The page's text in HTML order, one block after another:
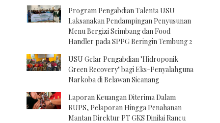
Program Pengabdian Talenta USU
Laksanakan Pendampingan Penyusunan
Menu Bergizi Seimbang dan Food
Handler pada SPPG Beringin Tembung 2
USU Gelar Pengabdian "Hidroponik
Green Recovery" bagi Eks-Penyalahguna
Narkoba di Belawan Sicanang
Laporan Keuangan Diterima Dalam
RUPS, Pelaporan Hingga Penahanan
Mantan Direktur PT GKS Dinilai Rancu